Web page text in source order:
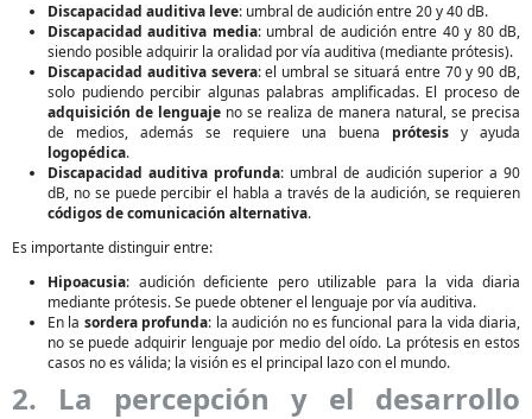
Discapacidad auditiva leve: umbral de audición entre 20 y 40 dB.
Discapacidad auditiva media: umbral de audición entre 40 y 80 dB,
siendo posible adquirir la oralidad por vía auditiva (mediante prótesis).
Discapacidad auditiva severa: el umbral se situará entre 70 y 90 dB,
solo pudiendo percibir algunas palabras amplificadas. El proceso de
adquisición de lenguaje no se realiza de manera natural, se precisa
de medios, además se requiere una buena prótesis y ayuda
logopédica.
Discapacidad auditiva profunda: umbral de audición superior a 90
dB, no se puede percibir el habla a través de la audición, se requieren
códigos de comunicación alternativa.
Es importante distinguir entre:
Hipoacusia: audición deficiente pero utilizable para la vida diaria
mediante prótesis. Se puede obtener el lenguaje por vía auditiva.
En la sordera profunda: la audición no es funcional para la vida diaria,
no se puede adquirir lenguaje por medio del oído. La prótesis en estos
casos no es válida; la visión es el principal lazo con el mundo.
2. La percepción y el desarrollo